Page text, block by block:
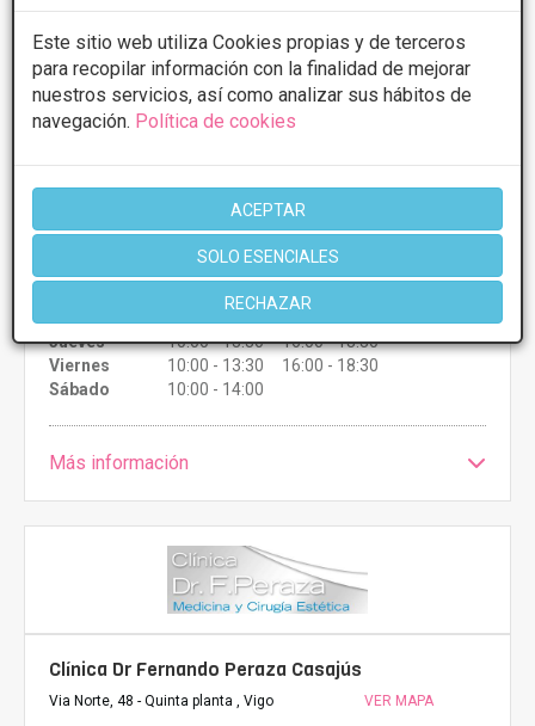
Este sitio web utiliza Cookies propias y de terceros
para recopilar información con la finalidad de mejorar
nuestros servicios, así como analizar sus hábitos de
navegación. Política de cookies
ACEPTAR
SOLO ESENCIALES
RECHAZAR
Clinica Novoa
3.9 7 Opiniones
Rúa Juan Flórez, 40 15004, Coruna VER MAPA
Mastopexia Desde 3000€
CONSULTAR/CITA/PRESUPUESTO
10:00 - 13:30 16:00 - 18:30
Jueves
10:00 - 13:30 16:00 - 18:30
Viernes
10:00 - 13:30 16:00 - 18:30
Sábado
10:00 - 14:00
Más información
Clínica Dr Fernando Peraza Casajús
Via Norte, 48 - Quinta planta , Vigo VER MAPA